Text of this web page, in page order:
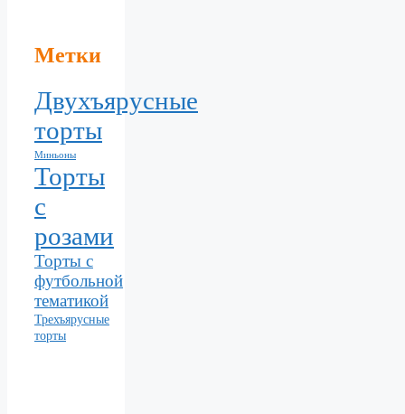
Метки
Двухъярусные
торты
Миньоны
Торты
с
розами
Торты с
футбольной
тематикой
Трехъярусные
торты